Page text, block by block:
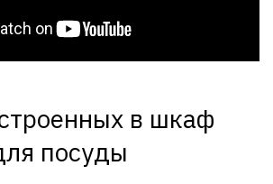
в шкаф
посуды